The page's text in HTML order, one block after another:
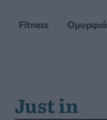
Fitness Ομορφιά
Just in